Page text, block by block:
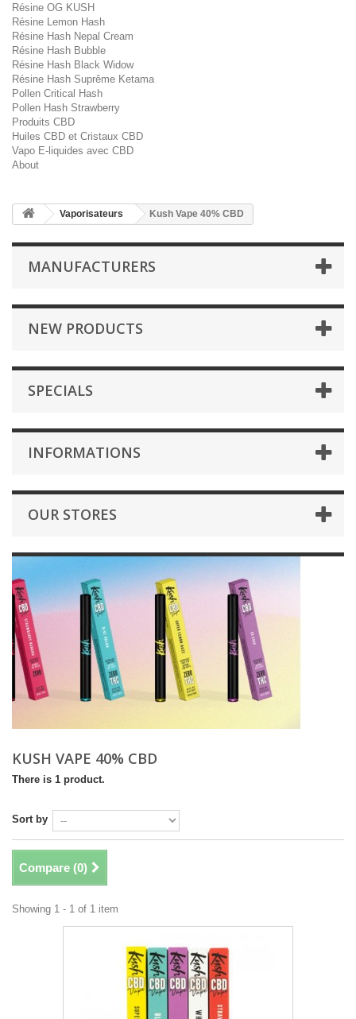
Résine OG KUSH
Résine Lemon Hash
Résine Hash Nepal Cream
Résine Hash Bubble
Résine Hash Black Widow
Résine Hash Suprême Ketama
Pollen Critical Hash
Pollen Hash Strawberry
Produits CBD
Huiles CBD et Cristaux CBD
Vapo E-liquides avec CBD
About
Vaporisateurs Kush Vape 40% CBD
MANUFACTURERS
NEW PRODUCTS
SPECIALS
INFORMATIONS
OUR STORES
KUSH VAPE 40% CBD
There is 1 product.
Sort by
Compare (0)
Showing 1 - 1 of 1 item